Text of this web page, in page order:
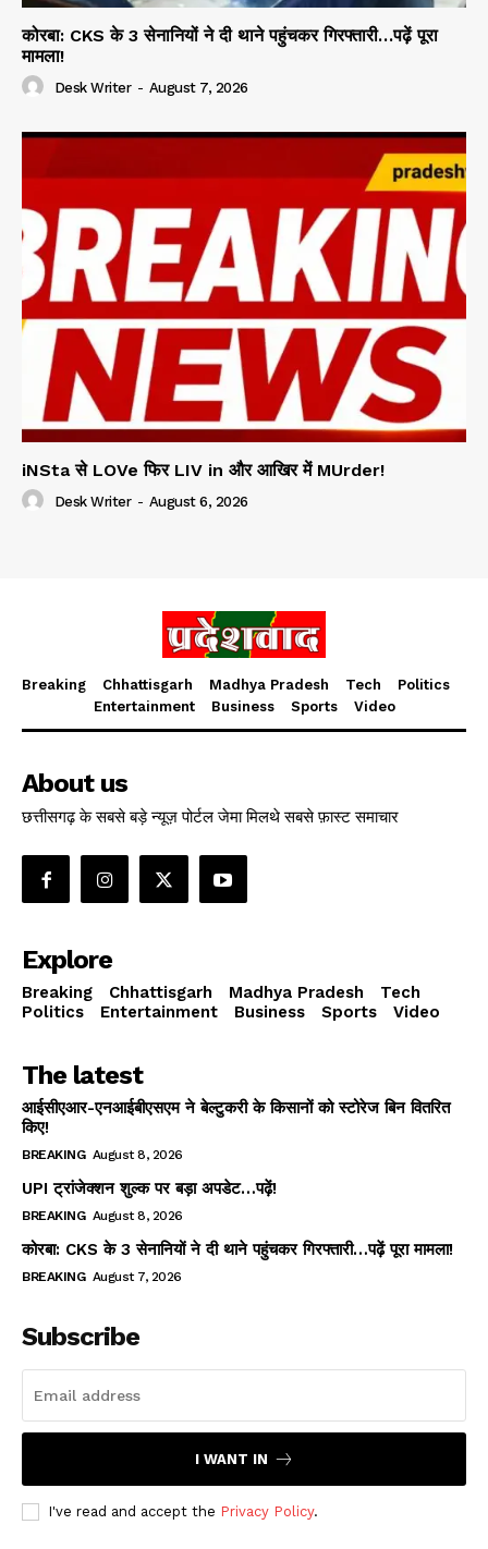
कोरबा: CKS के 3 सेनानियों ने दी थाने पहुंचकर गिरफ्तारी…पढ़ें पूरा
मामला!
Desk Writer - August 7, 2026
iNSta से LOVe फिर LIV in और आखिर में MUrder!
Desk Writer - August 6, 2026
Breaking Chhattisgarh Madhya Pradesh Tech
Politics
Entertainment
Business Sports Video
About us
छत्तीसगढ़ के सबसे बड़े न्यूज़ पोर्टल जेमा मिलथे सबसे फ़ास्ट समाचार
Explore
Breaking Chhattisgarh Madhya Pradesh
Tech
Politics
Entertainment Business Sports Video
The latest
आईसीएआर-एनआईबीएसएम ने बेल्टुकरी के किसानों को स्टोरेज बिन वितरित
किए!
BREAKING August 8, 2026
UPI ट्रांजेक्शन शुल्क पर बड़ा अपडेट…पढ़ें!
BREAKING August 8, 2026
कोरबा: CKS के 3 सेनानियों ने दी थाने पहुंचकर गिरफ्तारी…पढ़ें पूरा मामला!
BREAKING August 7, 2026
Subscribe
I WANT IN
I've read and accept the Privacy Policy.